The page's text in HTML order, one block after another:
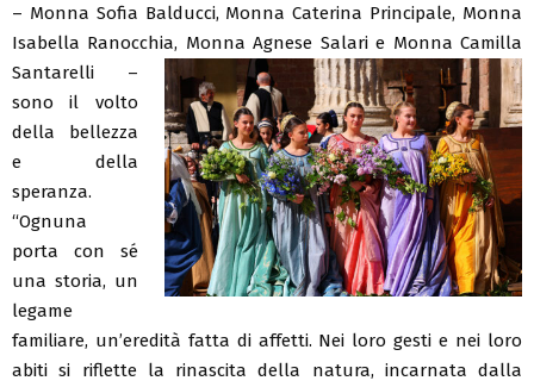
– Monna Sofia Balducci, Monna Caterina Principale, Monna
Isabella Ranocchia, MonnaAgnese Salari e Monna Camilla
Santarelli –
sono il volto
della bellezza
e della
speranza.
“Ognuna
porta con sé
una storia, un
legame
familiare, un’eredità fatta di affetti. Nei loro gesti e nei loro
abiti si riflette la rinascita della natura, incarnata dalla